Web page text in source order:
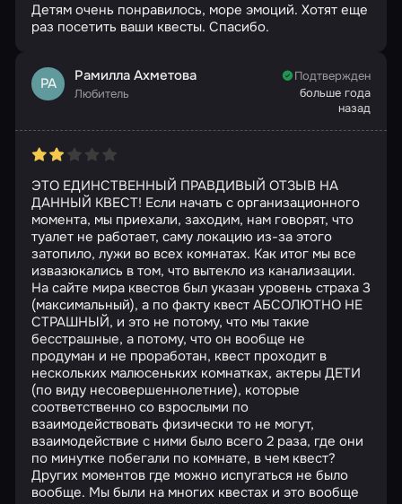
Детям очень понравилось, море эмоций. Хотят еще
раз посетить ваши квесты. Спасибо.
РА Рамилла Ахметова
Любитель
Подтвержден
больше года
назад
ЭТО ЕДИНСТВЕННЫЙ ПРАВДИВЫЙ ОТЗЫВ НА
ДАННЫЙ КВЕСТ! Если начать с организационного
момента, мы приехали, заходим, нам говорят, что
туалет не работает, саму локацию из-за этого
затопило, лужи во всех комнатах. Как итог мы все
извазюкались в том, что вытекло из канализации.
На сайте мира квестов был указан уровень страха 3
(максимальный), а по факту квест АБСОЛЮТНО НЕ
СТРАШНЫЙ, и это не потому, что мы такие
бесстрашные, а потому, что он вообще не
продуман и не проработан, квест проходит в
нескольких малюсеньких комнатках, актеры ДЕТИ
(по виду несовершеннолетние), которые
соответственно со взрослыми по
взаимодействовать физически то не могут,
взаимодействие с ними было всего 2 раза, где они
по минутке побегали по комнате, в чем квест?
Других моментов где можно испугаться не было
вообще. Мы были на многих квестах и это вообще